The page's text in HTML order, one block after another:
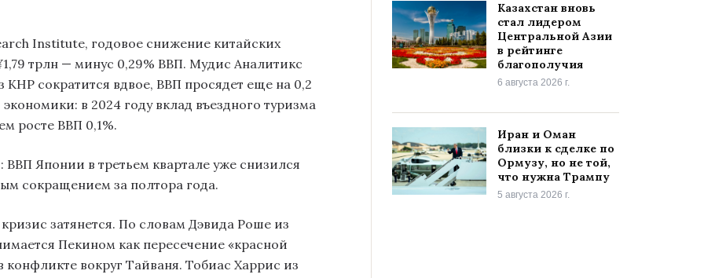
Institute, годовое снижение китайских
трлн — минус 0,29% ВВП. Мудис Аналитикс
сократится вдвое, ВВП просядет еще на 0,2
в 2024 году вклад въездного туризма
росте ВВП 0,1%.
Японии в третьем квартале уже снизился
сокращением за полтора года.
затянется. По словам Дэвида Роше из
Пекином как пересечение «красной
вокруг Тайваня. Тобиас Харрис из
Казахстан вновь
стал лидером
Центральной Азии
в рейтинге
благополучия
6 августа 2026 г.
Иран и Оман
близки к сделке по
Ормузу, но не той,
что нужна Трампу
5 августа 2026 г.